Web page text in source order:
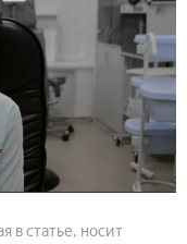
в статье, носит